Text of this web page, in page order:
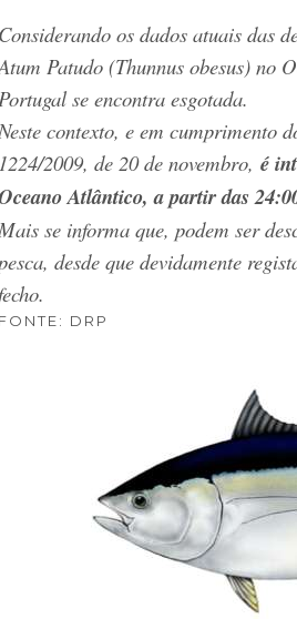
Considerando os dados atuais das
Patudo (Thunnus obesus) no
se encontra esgotada.
contexto, e em cumprimento
1224/2009, de 20 de novembro, é
Atlântico, a partir das
se informa que, podem ser
desde que devidamente
FONTE: DRP